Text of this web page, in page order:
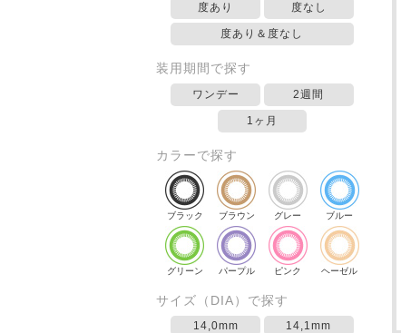
度あり 度なし
度あり＆度なし
装用期間で探す
ワンデー 2週間
1ヶ月
カラーで探す
ブラック ブラウン グレー ブルー
グリーン パープル ピンク ヘーゼル
サイズ（DIA）で探す
14,0mm
14,1mm